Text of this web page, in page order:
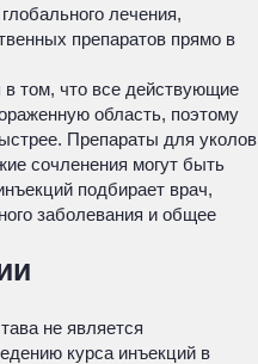
лечения,
препаратов прямо в
том, что все действующие
область, поэтому
Препараты для уколов
сочленения могут быть
подбирает врач,
заболевания и общее
не является
курса инъекций в